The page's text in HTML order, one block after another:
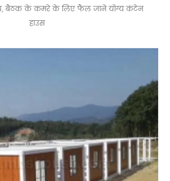
बैठक के कमरे के लिए फैल जाने योग्य कंटेन
हाउस